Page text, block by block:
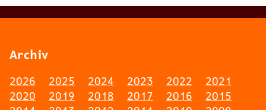
Archiv
2026 2025 2024 2023 2022
2021
2020
2019 2018 2017 2016
2015